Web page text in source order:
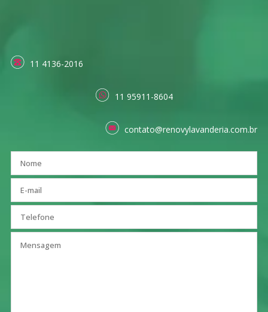
11 4136-2016
11 95911-8604
contato@renovylavanderia.com.br